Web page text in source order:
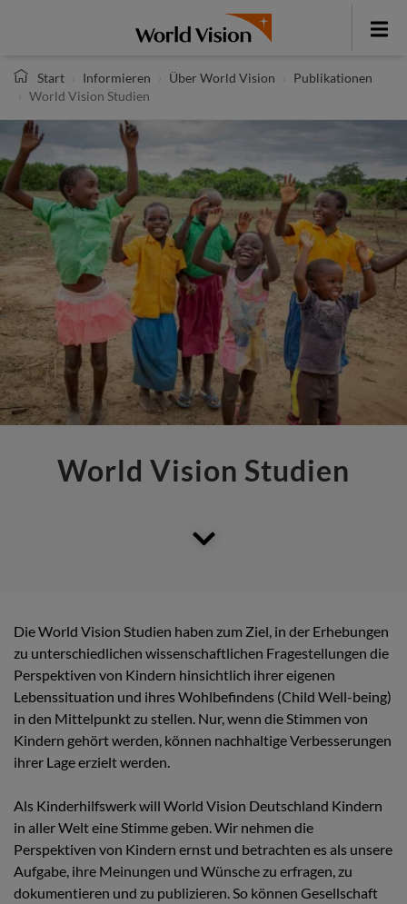
Toggle
Start
Informieren Über World Vision
Publikationen
World Vision Studien
World Vision Studien
Die World Vision Studien haben zum Ziel, in der Erhebungen
zu unterschiedlichen wissenschaftlichen Fragestellungen die
Perspektiven von Kindern hinsichtlich ihrer eigenen
Lebenssituation und ihres Wohlbefindens (Child Well-being)
in den Mittelpunkt zu stellen. Nur, wenn die Stimmen von
Kindern gehört werden, können nachhaltige Verbesserungen
ihrer Lage erzielt werden.
Als Kinderhilfswerk will World Vision Deutschland Kindern
in aller Welt eine Stimme geben. Wir nehmen die
Perspektiven von Kindern ernst und betrachten es als unsere
Aufgabe, ihre Meinungen und Wünsche zu erfragen, zu
dokumentieren und zu publizieren. So können Gesellschaft